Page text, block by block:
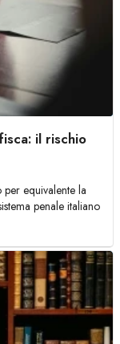
il rischio
equivalente la
penale italiano